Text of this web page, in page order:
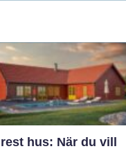
hus: När du vill